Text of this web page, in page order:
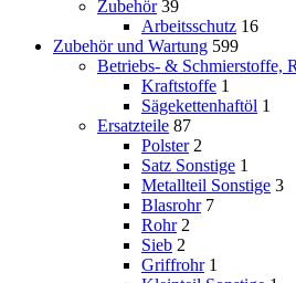
Zubehör 39
Arbeitsschutz 16
Zubehör und Wartung 599
Betriebs- & Schmierstoffe,
Kraftstoffe 1
Sägekettenhaftöl 1
Ersatzteile 87
Polster 2
Satz Sonstige 1
Metallteil Sonstige 3
Blasrohr 7
Rohr 2
Sieb 2
Griffrohr 1